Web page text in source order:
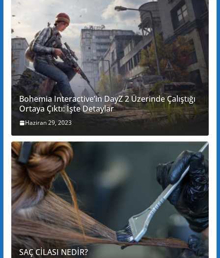
Bohemia Interactive’in DayZ 2 Üzerinde Çalıştığı
Ortaya Çıktı: İşte Detaylar
Haziran 29, 2023
SAÇ CİLASI NEDİR?